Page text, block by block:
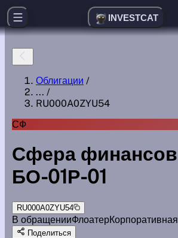
INVESTCAT
Облигации /
... /
RU000A0ZYU54
СФ
Сфера финансов
БО-01Р-01
RU000A0ZYU54
В обращенииФлоатерКорпоративная
Поделиться